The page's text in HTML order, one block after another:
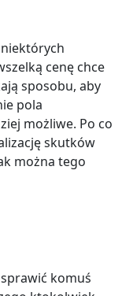
cenę chce
sposobu, aby
pola
możliwe. Po co
skutków
można tego
komuś